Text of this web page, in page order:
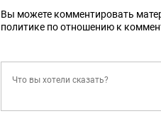
Вы можете комментировать
политике по отношению к